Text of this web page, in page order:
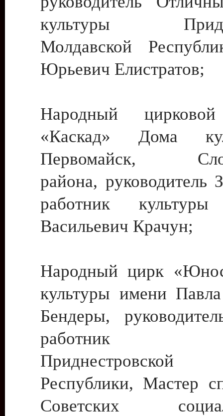
культуры
Молдавской
Юрьевич Елистратов;
Народный цирковой
«Каскад» Дома
Первомайск,
района, руководитель
работник культуры
Васильевич Крачун;
Народный цирк
культуры имени
Бендеры,
работник
Приднестровской
Республики, Мастер
Советских